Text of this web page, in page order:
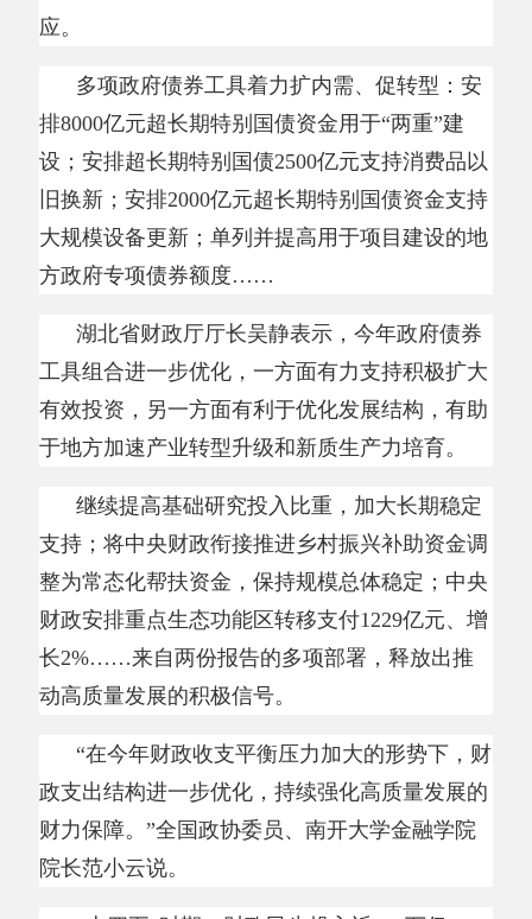
工具组合进一步优化，一方面有力支持积极扩大
有效投资，另一方面有利于优化发展结构，有助
于地方加速产业转型升级和新质生产力培育。
继续提高基础研究投入比重，加大长期稳定
支持；将中央财政衔接推进乡村振兴补助资金调
整为常态化帮扶资金，保持规模总体稳定；中央
长2%……来自两份报告的多项部署，释放出推
动高质量发展的积极信号。
“在今年财政收支平衡压力加大的形势下，财
政支出结构进一步优化，持续强化高质量发展的
院长范小云说。
“十四五”时期，财政民生投入近100万亿
元。“十五五”开局之年，“国家账本”里民生保障
依然分量重、成色足。
看就业，中央财政安排就业补助资金
扩容提质行动；
般公共预算本级教育支出安排1925亿元、增长
5%，完善免费学前教育政策；